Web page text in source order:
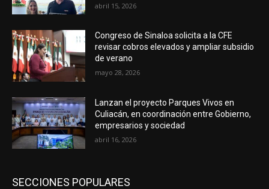
abril 15, 2026
Congreso de Sinaloa solicita a la CFE
revisar cobros elevados y ampliar subsidio
de verano
mayo 28, 2026
Lanzan el proyecto Parques Vivos en
Culiacán, en coordinación entre Gobierno,
empresarios y sociedad
abril 16, 2026
SECCIONES POPULARES